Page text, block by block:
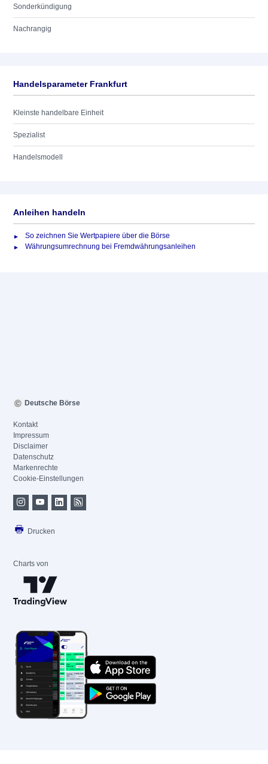
Sonderkündigung
Nachrangig
Handelsparameter Frankfurt
Kleinste handelbare Einheit
Spezialist
Handelsmodell
Anleihen handeln
So zeichnen Sie Wertpapiere über die Börse
Währungsumrechnung bei Fremdwährungsanleihen
Deutsche Börse
Kontakt
Impressum
Disclaimer
Datenschutz
Markenrechte
Cookie-Einstellungen
Drucken
Charts von